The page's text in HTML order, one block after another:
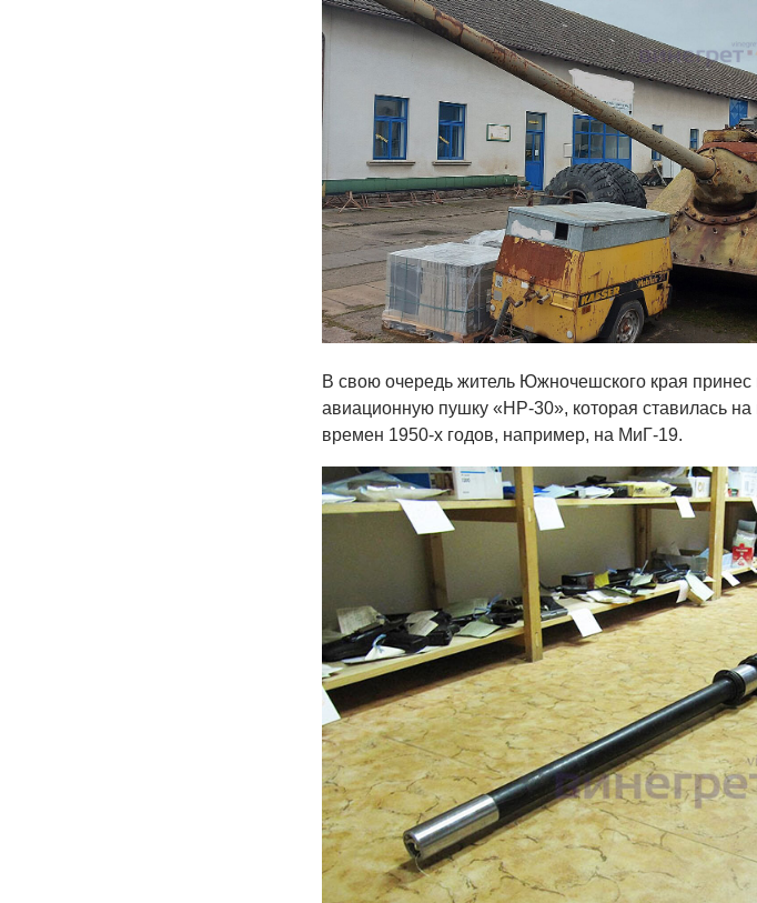
В свою очередь житель Южночешского края принес
авиационную пушку «НР-30», которая ставилась
времен 1950-х годов, например, на МиГ-19.